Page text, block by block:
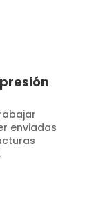
enviadas